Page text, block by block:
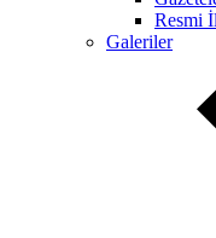
Resmi
Galeriler